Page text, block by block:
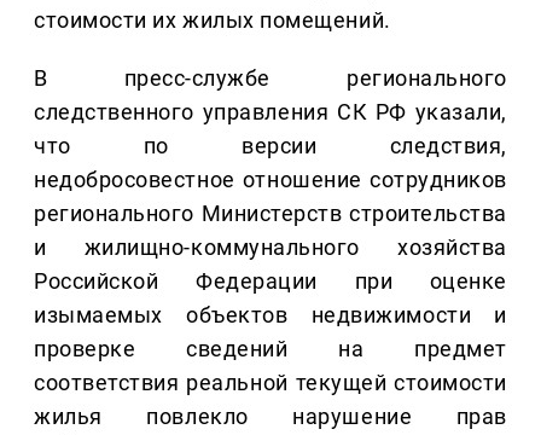
стоимости их жилых помещений.
В пресс-службе регионального
следственного управления СК РФ указали,
что по версии следствия,
недобросовестное отношение сотрудников
регионального Министерств строительства
и жилищно-коммунального хозяйства
Российской Федерации при оценке
изымаемых объектов недвижимости и
проверке сведений на предмет
соответствия реальной текущей стоимости
жилья повлекло нарушение прав